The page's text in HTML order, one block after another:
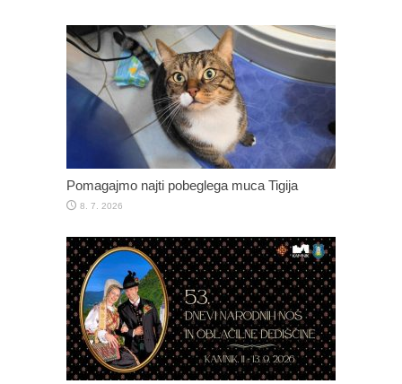
Pomagajmo najti pobeglega muca Tigija
8. 7. 2026